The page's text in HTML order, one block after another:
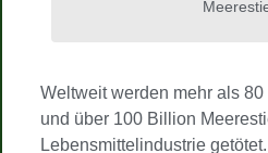
Weltweit werden mehr als
und über 100 Billion
Lebensmittelindustrie